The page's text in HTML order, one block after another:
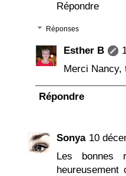
Répondre
Réponses
Esther B
Merci Nancy,
Répondre
Sonya 10
Les bonnes